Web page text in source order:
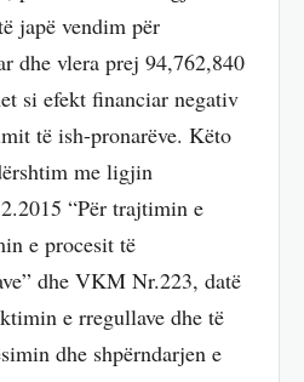
japë vendim për
dhe vlera prej 94,762,840
si efekt financiar negativ
të ish-pronarëve. Këto
me ligjin
“Për trajtimin e
e procesit të
dhe VKM Nr.223, datë
e rregullave dhe të
dhe shpërndarjen e